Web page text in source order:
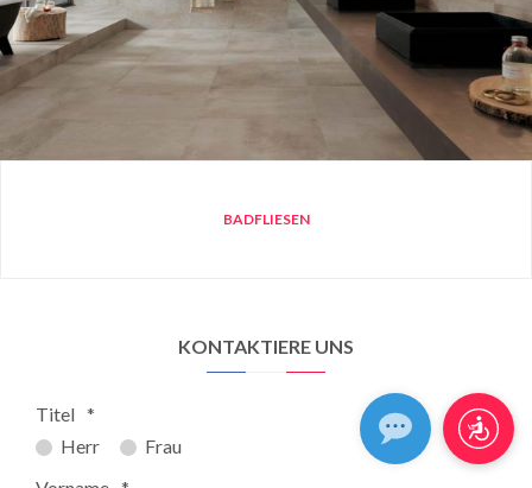
BADFLIESEN
KONTAKTIERE UNS
Titel *
Herr
Frau